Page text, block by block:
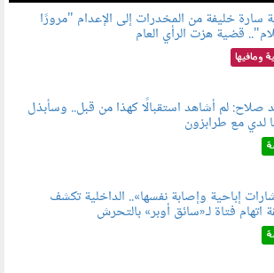
سارة خليفة من المخدرات إلى الإعدام "مرورًا
قضية هزت الرأي العام
ومافيها
صلاح: لم أشاهد استقبالًا كهذا من قبل.. وسأبذل
لدي مع طرابزون
إباحية وإصابة نفسها».. الداخلية تكشف
اتهام فتاة لـ«سائق أوبر» بالتحرش